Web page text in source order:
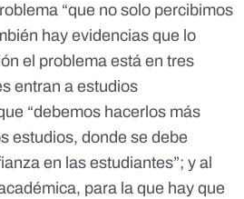
“que no solo percibimos
hay evidencias que lo
el problema está en tres
entran a estudios
“debemos hacerlos más
estudios, donde se debe
en las estudiantes”; y al
para la que hay que